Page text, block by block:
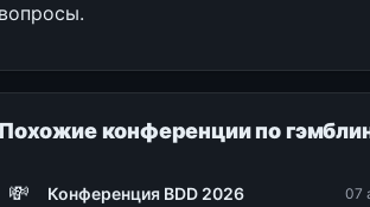
вопросы.
Похожие конференции по
💸 Конференция BDD 2026 07